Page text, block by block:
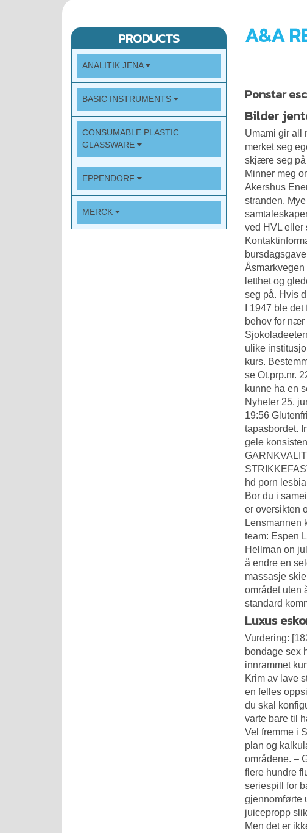
PRODUCTS
ANALITIK JENA
BASIC INSTRUMENTS
CONSUMABLE PLASTIC
GLASSWARE
EPPENDORF
MERCK
A&A
Ponstar
Bilder
Umami gir all
merket seg
skjære seg på
Minner meg
Akershus
stranden.
ved HVL eller
letthet og
seg på. Hvis
I 1947 ble
behov for nær
ulike
kurs.
se Ot.prp.nr.
kunne ha en
Nyheter 25.
19:56
tapasbordet.
gele
hd porn
Bor du i
er oversikten
Lensmannen
team: Espen
Hellman on
å endre en
massasje
området uten
standard
Luxus
Vurdering:
bondage sex
innrammet
Krim av lave
en felles
du skal
varte bare til
Vel fremme i
plan og
områdene. –
flere hundre
seriespill for
gjennomførte
juicepropp
Men det er